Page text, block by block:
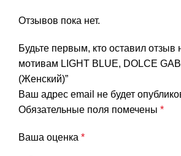
Отзывов пока нет.
Будьте первым, кто оставил отзыв
мотивам LIGHT BLUE, DOLCE
(Женский)”
Ваш адрес email не будет
Обязательные поля помечены *
Ваша оценка *